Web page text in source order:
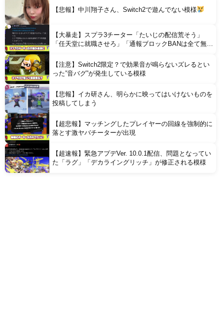
【悲報】中川翔子さん、Switch2で遊んでない模様
【大暴走】スプラ3チーター「たいじの配信荒そう」
「任天堂に就職させろ」「通報ブロックBANは全て無意
【注意】Switch2限定？で効果音が鳴らないズレるとい
った”音バグ”が発生している模様
【悲報】イカ研さん、明らかに映ってはいけないものを
投稿してしまう
【超悲報】マッチングしたプレイヤーの回線を強制的に
落とす激ヤバチーターが出現
【超速報】緊急アプデVer. 10.0.1配信、問題となってい
た「ラグ」「デカライングリッチ」が修正される模様